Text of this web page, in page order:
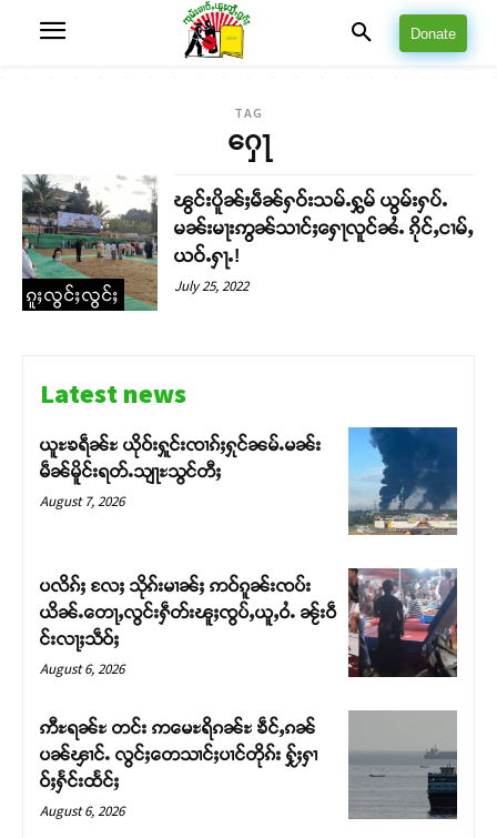
Donate
TAG
ႁေႃ
ၵူႈလွင်ႈလွင်ႈ
ၽွင်းပိူၼ်ႈမဵၼ်ႁဝ်းသမ်ႉႁွမ် ယွမ်းႁပ်ႉ
မၼ်းမႃးဢွၼ်သၢင်ႈႁေႃလူင်ၼႆႉ ၵိုင်ႇငၢမ်ႇ
ယဝ်ႉႁႃႉ!
July 25, 2022
Latest news
ယူႊၶရဵၼ်ႊ ယိုဝ်းႁူင်းၸၢၵ်ႈႁုင်ၼမ်ႉမၼ်း
မဵၼ်မိူင်းရတ်ႉသျႃႊသွင်တီႈ
August 7, 2026
ပလိၵ်ႈ လႄႈ သိုၵ်းမၢၼ်ႈ ဢဝ်ၵူၼ်းၸပ်း
ယိၼ်ႉတေႃႇလွင်းႁဵတ်းၽူႈၸွပ်ႇယူႇဝႆႉ ၼႂ်းဝဵ
င်းလႃႈသဵဝ်ႈ
August 6, 2026
ဢီႊရၼ်ႊ တင်း ဢမေႊရိၵၼ်ႊ ၶဵင်ႇၵၼ်
ပၼ်ၾၢင်ႉ လွင်ႈတေသၢင်ႈပၢင်တိုၵ်း ႁႂ်ႈႁၢ
ဝ်ႈႁႅင်းထႅင်ႈ
August 6, 2026